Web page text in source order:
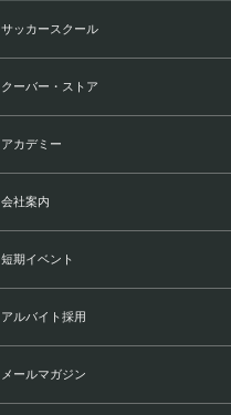
サッカースクール
クーバー・ストア
アカデミー
会社案内
短期イベント
アルバイト採用
メールマガジン